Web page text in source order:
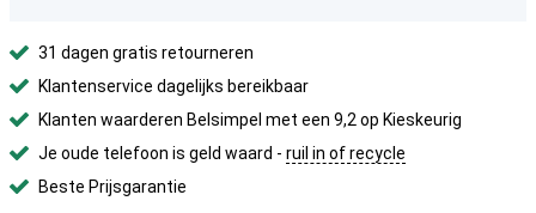
31 dagen gratis retourneren
Klantenservice dagelijks bereikbaar
Klanten waarderen Belsimpel met een 9,2 op Kieskeurig
Je oude telefoon is geld waard - ruil in of recycle
Beste Prijsgarantie